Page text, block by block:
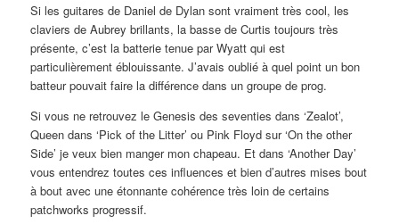
Si les guitares de Daniel de Dylan sont vraiment très cool, les
claviers de Aubrey brillants, la basse de Curtis toujours très
présente, c’est la batterie tenue par Wyatt qui est
particulièrement éblouissante. J’avais oublié à quel point un bon
batteur pouvait faire la différence dans un groupe de prog.
Si vous ne retrouvez le Genesis des seventies dans ‘Zealot’,
Queen dans ‘Pick of the Litter’ ou Pink Floyd sur ‘On the other
Side’ je veux bien manger mon chapeau. Et dans ‘Another Day’
vous entendrez toutes ces influences et bien d’autres mises bout
à bout avec une étonnante cohérence très loin de certains
patchworks progressif.